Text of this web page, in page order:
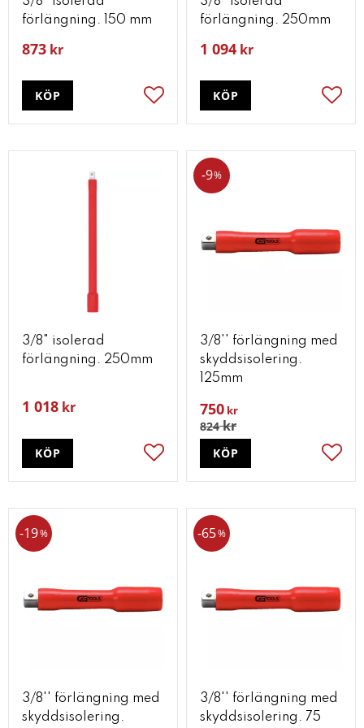
förlängning. 150 mm
873 kr
Lägg till i favoriter
KÖP
förlängning. 250mm
1 094 kr
KÖP
3/8" isolerad
förlängning. 250mm
1 018 kr
Lägg till i favoriter
KÖP
3/8'' förlängning med
skyddsisolering.
125mm
750 kr
824kr
9%
KÖP
3/8'' förlängning med
skyddsisolering.
19%
3/8'' förlängning med
skyddsisolering. 75
65%